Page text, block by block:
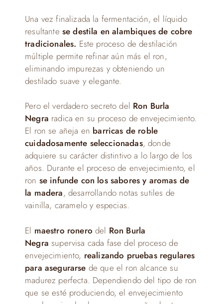
Una vez finalizada la fermentación, el líquido
resultante se destila en alambiques de cobre
tradicionales. Este proceso de destilación
múltiple permite refinar aún más el ron,
eliminando impurezas y obteniendo un
destilado suave y elegante.
Pero el verdadero secreto del Ron Burla
Negra radica en su proceso de envejecimiento.
El ron se añeja en barricas de roble
cuidadosamente seleccionadas, donde
adquiere su carácter distintivo a lo largo de los
años. Durante el proceso de envejecimiento, el
ron se infunde con los sabores y aromas de
la madera, desarrollando notas sutiles de
vainilla, caramelo y especias.
El maestro ronero del Ron Burla
Negrasupervisa cada fase del proceso de
envejecimiento, realizando pruebas regulares
para asegurarse de que el ron alcance su
madurez perfecta. Dependiendo del tipo de ron
que se esté produciendo, el envejecimiento